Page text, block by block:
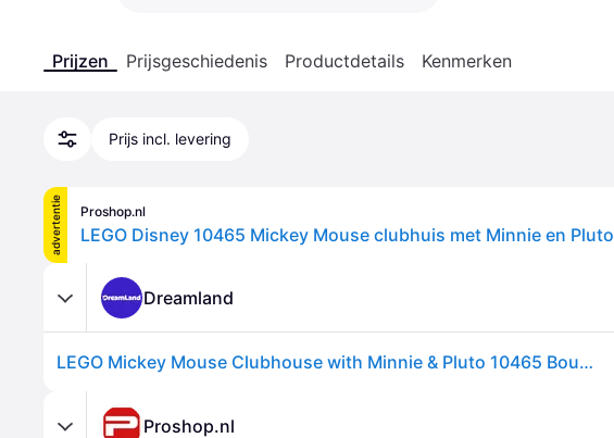
Prijzen Prijsgeschiedenis Productdetails Kenmerken
Prijs incl. levering
advertentie Proshop.nl
LEGO Disney 10465 Mickey Mouse clubhuis met Minnie en Pluto
Dreamland
LEGO Mickey Mouse Clubhouse with Minnie & Pluto 10465 Bouwsets
Proshop.nl